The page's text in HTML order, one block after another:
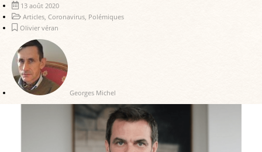
13 août 2020
Articles Coronavirus Polémiques
Olivier véran
Georges Michel